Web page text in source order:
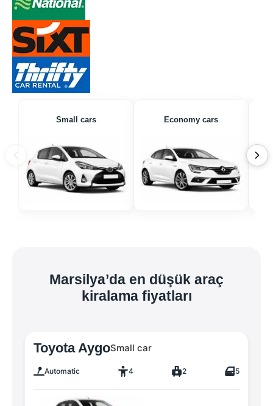
Small cars Economy cars
Marsilya’da en düşük araç
kiralama fiyatları
Toyota AygoSmall car
Automatic 4 2 5